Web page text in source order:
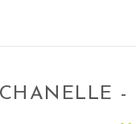
CHANELLE -